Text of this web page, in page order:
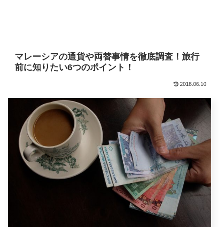
マレーシアの通貨や両替事情を徹底調査！旅行
前に知りたい6つのポイント！
2018.06.10